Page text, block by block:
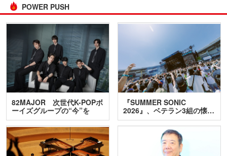
POWER PUSH
82MAJOR 次世代K-POPボ
ーイズグループの“今”を
訊…
『SUMMER SONIC
2026』、ベテラン3組の懐…